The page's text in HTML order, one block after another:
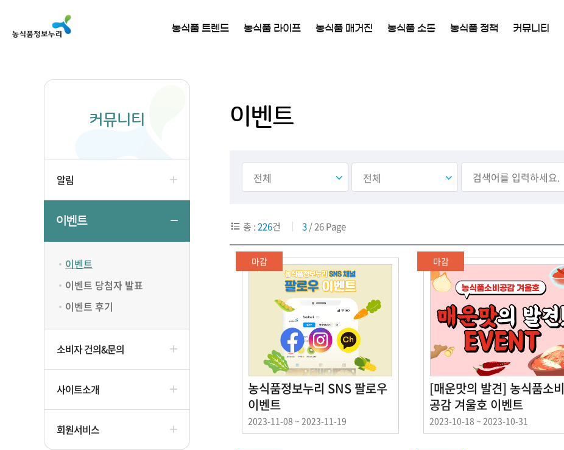
농식품 트렌드 농식품 라이프 농식품 매거진 농식품 소통 농식품 정책 커뮤니티
커뮤니티
알림
이벤트
이벤트
이벤트 당첨자 발표
이벤트 후기
소비자 건의&문의
사이트소개
회원서비스
이벤트
총 :226건 3/ 26 Page
농식품정보누리 SNS 팔로우
이벤트
이
벤
2023-11-08 ~ 2023-11-19
마감
[매운맛의 발견] 농식품소비
공감 겨울호 이벤트
이
벤
2023-10-18 ~ 2023-10-31
마감